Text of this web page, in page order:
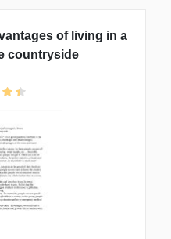
of living in a
countryside